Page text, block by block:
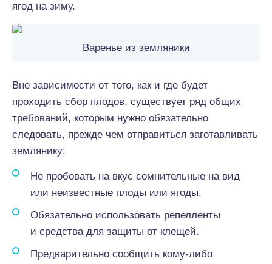
ягод на зиму.
Варенье из земляники
Вне зависимости от того, как и где будет
проходить сбор плодов, существует ряд общих
требований, которым нужно обязательно
следовать, прежде чем отправиться заготавливать
землянику:
Не пробовать на вкус сомнительные на вид
или неизвестные плоды или ягоды.
Обязательно использовать репелленты
и средства для защиты от клещей.
Предварительно сообщить кому-либо